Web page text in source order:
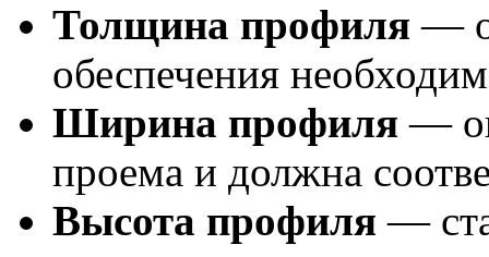
Толщина профиля —
обеспечения
Ширина профиля —
проема и должна
Высота профиля —